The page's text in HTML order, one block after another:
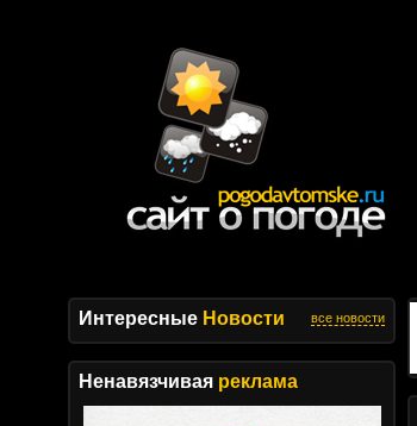
Интересные Новости все новости
Ненавязчивая реклама